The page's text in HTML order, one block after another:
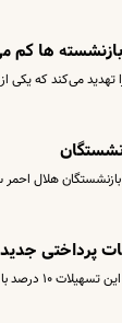
ها کم
تهدید می‌کند که
پایان آذرماه جاری به
پرداختی جدید